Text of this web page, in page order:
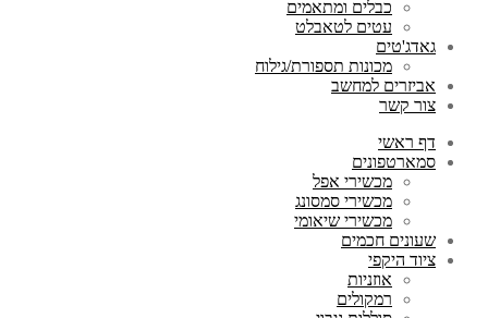
כבלים ומתאמים
עטים לטאבלט
גאדג'טים
מכונות תספורת/גילוח
אביזרים למחשב
צור קשר
דף ראשי
סמארטפונים
מכשירי אפל
מכשירי סמסונג
מכשירי שיאומי
שעונים חכמים
ציוד היקפי
אוזניות
רמקולים